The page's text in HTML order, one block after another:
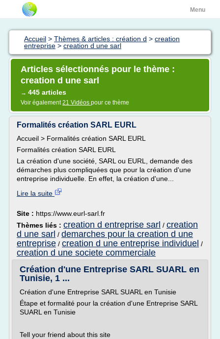
Menu
Accueil > Thèmes & articles : création d > creation
entreprise > creation d une sarl
Articles sélectionnés pour le thème :
creation d une sarl
→ 445 articles
Voir également21 Vidéos pour ce thème
Formalités création SARL EURL
Accueil > Formalités création SARL EURL
Formalités création SARL EURL
La création d'une société, SARL ou EURL, demande des
démarches plus compliquées que pour la création d'une
entreprise individuelle. En effet, la création d'une...
Lire la suite
Site : https://www.eurl-sarl.fr
Thèmes liés : creation d entreprise sarl / creation
d une sarl / demarches pour la creation d une
entreprise / creation d une entreprise individuel /
creation d une societe commerciale
Création d'une Entreprise SARL SUARL en
Tunisie, 1 ...
Création d'une Entreprise SARL SUARL en Tunisie
Étape et formalité pour la création d'une Entreprise SARL
SUARL en Tunisie
Tell your friend about this site